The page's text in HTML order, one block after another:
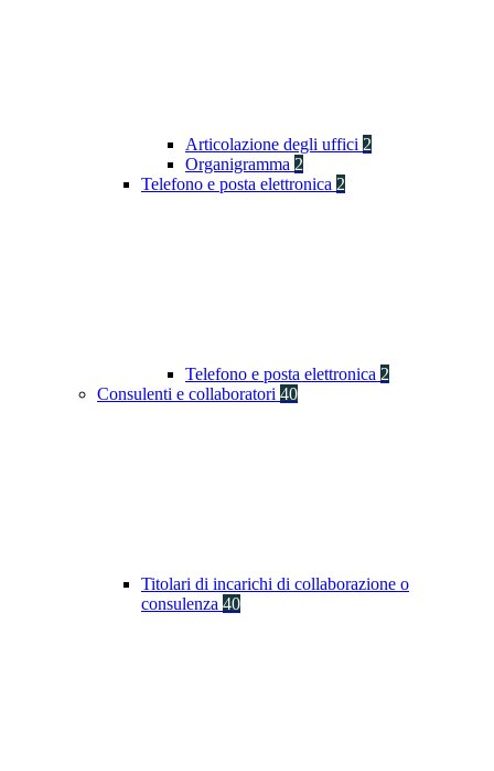
Articolazione degli uffici 2
Organigramma 2
Telefono e posta elettronica 2
Telefono e posta elettronica 2
Consulenti e collaboratori 40
Titolari di incarichi di collaborazione o
consulenza 40